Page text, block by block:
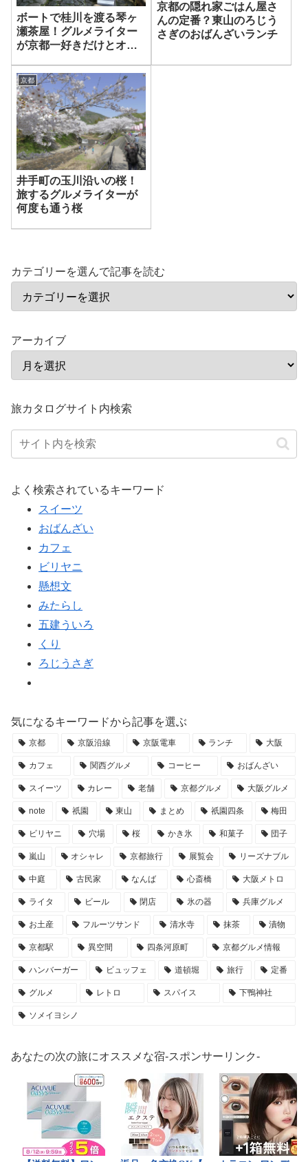
ボートで桂川を渡る琴ヶ
瀬茶屋！グルメライター
が京都一好きだけとオス
京都の隠れ家ごはん屋さ
んの定番？東山のろじう
さぎのおばんざいランチ
京都
井手町の玉川沿いの桜！
旅するグルメライターが
何度も通う桜
カテゴリーを選んで記事を読む
アーカイブ
旅カタログサイト内検索
よく検索されているキーワード
スイーツ
おばんざい
カフェ
ビリヤニ
懸想文
みたらし
五建ういろ
くり
ろじうさぎ
気になるキーワードから記事を選ぶ
京都 京阪沿線 京阪電車 ランチ 大阪
カフェ 関西グルメ コーヒー おばんざい
スイーツ カレー 老舗 京都グルメ 大阪グルメ
note 祇園 東山 まとめ 祇園四条 梅田
ビリヤニ 穴場 桜 かき氷 和菓子 団子
嵐山 オシャレ 京都旅行 展覧会 リーズナブル
中庭 古民家 なんば 心斎橋 大阪メトロ
ライタ ビール 閉店 氷の器 兵庫グルメ
お土産 フルーツサンド 清水寺 抹茶 漬物
京都駅 異空間 四条河原町 京都グルメ情報
ハンバーガー ビュッフェ 道頓堀 旅行 定番
グルメ レトロ スパイス 下鴨神社
ソメイヨシノ
あなたの次の旅にオススメな宿-スポンサーリンク-